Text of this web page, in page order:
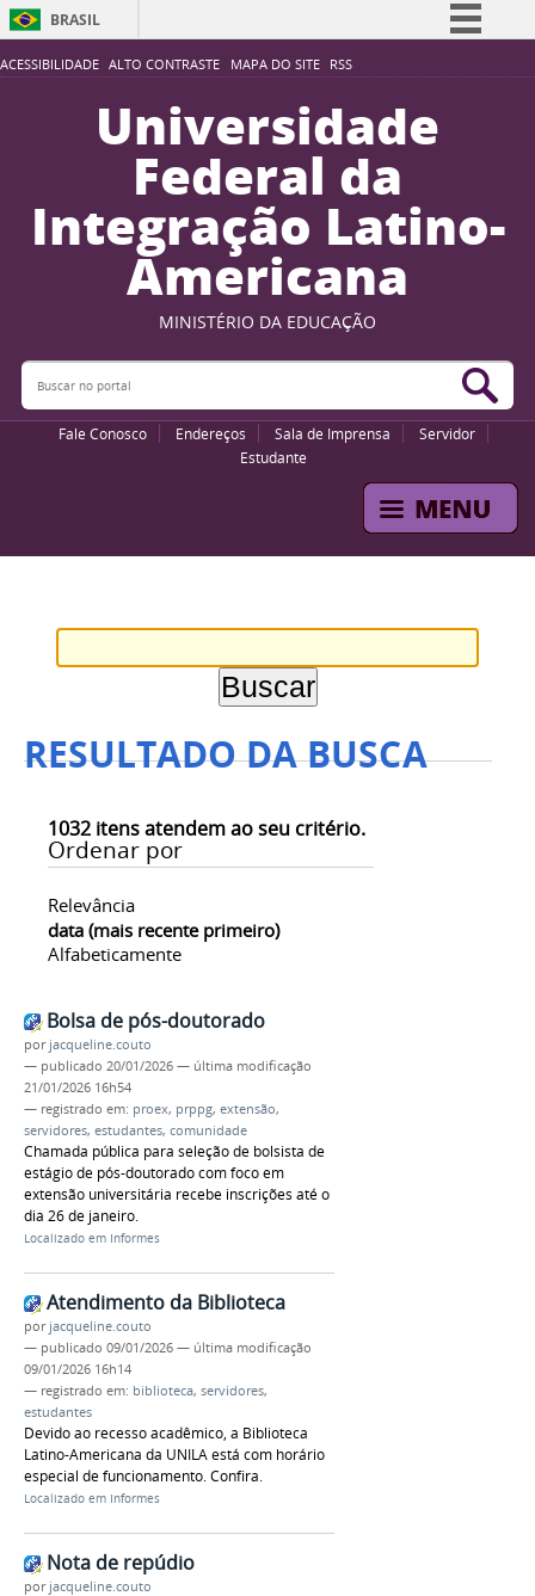
ACESSIBILIDADE ALTO CONTRASTE MAPA DO SITE RSS
BRASIL
Simplifique!
Participe
Acesso à informação
Legislação
Canais
Universidade
Federal da
Integração Latino-
Americana
MINISTÉRIO DA EDUCAÇÃO
Buscar no portal
Fale Conosco Endereços Sala de Imprensa
Servidor
Estudante
RESULTADO DA BUSCA
1032 itens atendem ao seu critério.
Ordenar por
Relevância
data (mais recente primeiro)
Alfabeticamente
Bolsa de pós-doutorado
por jacqueline.couto
— publicado 20/01/2026 — última modificação
21/01/2026 16h54
— registrado em: proex, prppg, extensão,
servidores, estudantes, comunidade
Chamada pública para seleção de bolsista de
estágio de pós-doutorado com foco em
extensão universitária recebe inscrições até o
dia 26 de janeiro.
Localizado em Informes
Atendimento da Biblioteca
por jacqueline.couto
— publicado 09/01/2026 — última modificação
09/01/2026 16h14
— registrado em: biblioteca, servidores,
estudantes
Devido ao recesso acadêmico, a Biblioteca
Latino-Americana da UNILA está com horário
especial de funcionamento. Confira.
Localizado em Informes
Nota de repúdio
por jacqueline.couto